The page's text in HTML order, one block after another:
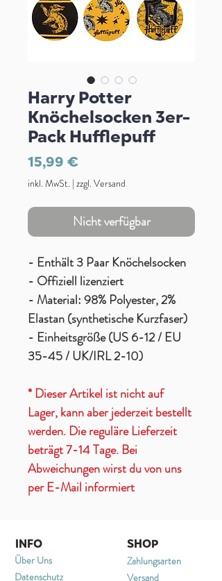
Harry Potter
Knöchelsocken 3er-
Pack Hufflepuff
15,99 €Preis
inkl. MwSt. | zzgl. Versand
Nicht verfügbar
- Enthält 3 Paar Knöchelsocken
- Offiziell lizenziert
- Material: 98% Polyester, 2%
Elastan (synthetische Kurzfaser)
- Einheitsgröße (US 6-12 / EU
35-45 / UK/IRL 2-10)
* Dieser Artikel ist nicht auf
Lager, kann aber jederzeit bestellt
werden. Die reguläre Lieferzeit
beträgt 7-14 Tage. Bei
Abweichungen wirst du von uns
per E-Mail informiert
INFO
Über Uns
Datenschutz
SHOP
Zahlungsarten
Versand